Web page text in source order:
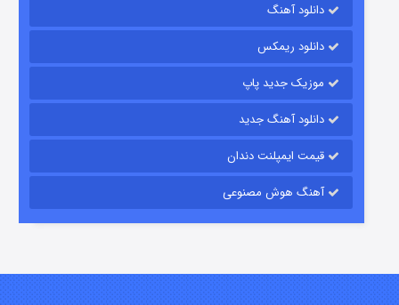
قسمت۱۵ (دوبله) منتشر شد
دانلود آهنگ
دانلود ریمکس
موزیک جدید پاپ
دانلود آهنگ جدید
قیمت ایمپلنت دندان
آهنگ هوش مصنوعی